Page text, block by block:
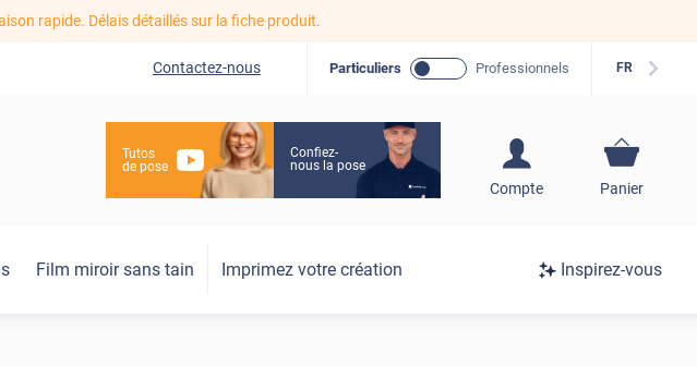
rapide. Délais détaillés sur la fiche produit.
Contactez-nous Particuliers Professionnels FR
Tutos
de pose
Confiez-
nous la pose
Compte
S'inscrire / Se
Panier
Film miroir sans tain Imprimez votre création Inspirez-vous